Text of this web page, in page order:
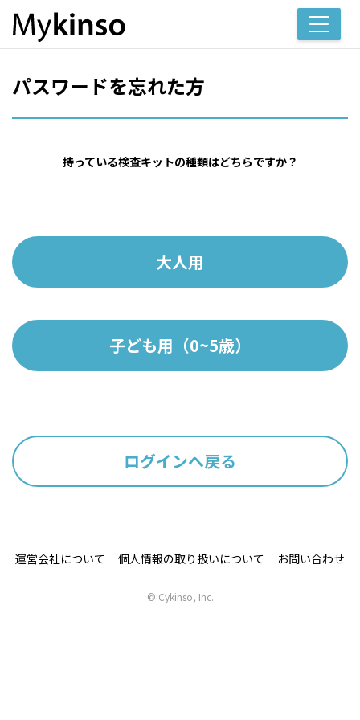
パスワードを忘れた方
持っている検査キットの種類はどちらですか？
大人用
子ども用（0~5歳）
ログインへ戻る
運営会社について 個人情報の取り扱いについて お問い合わせ
© Cykinso, Inc.